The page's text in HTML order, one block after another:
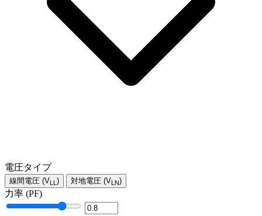
電圧タイプ
線間電圧 (VLL ) 対地電圧 (VLN)
力率 (PF)